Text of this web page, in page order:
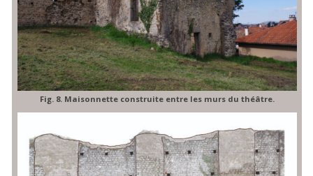
Fig. 8. Maisonnette construite entre les murs du théâtre.